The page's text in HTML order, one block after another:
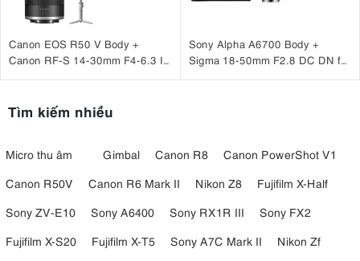
Canon EOS R50 V Body +
Canon RF-S 14-30mm F4-6.3 IS
Sony Alpha A6700 Body +
Sigma 18-50mm F2.8 DC DN for
Tìm kiếm nhiều
Micro thu âm Gimbal Canon R8
Canon PowerShot V1
Canon R50V
Canon R6 Mark II Nikon Z8
Fujifilm X-Half
Sony ZV-E10
Sony A6400 Sony RX1R III
Sony FX2
Fujifilm X-S20
Fujifilm X-T5 Sony A7C Mark II
Nikon Zf